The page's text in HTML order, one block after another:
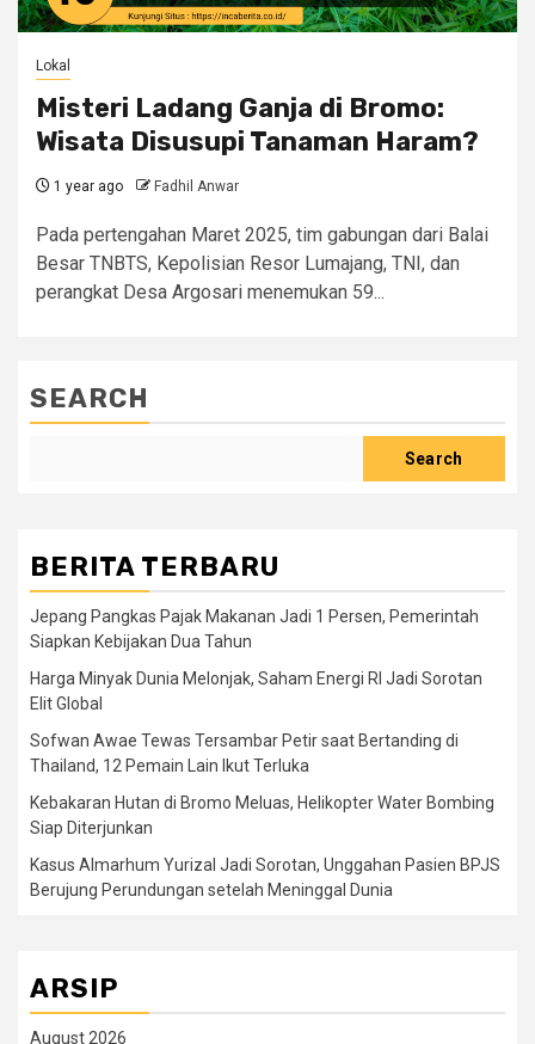
Lokal
Misteri Ladang Ganja di Bromo:
Wisata Disusupi Tanaman Haram?
1 year ago Fadhil Anwar
Pada pertengahan Maret 2025, tim gabungan dari Balai
Besar TNBTS, Kepolisian Resor Lumajang, TNI, dan
perangkat Desa Argosari menemukan 59...
SEARCH
Search
BERITA TERBARU
Jepang Pangkas Pajak Makanan Jadi 1 Persen, Pemerintah
Siapkan Kebijakan Dua Tahun
Harga Minyak Dunia Melonjak, Saham Energi RI Jadi Sorotan
Elit Global
Sofwan Awae Tewas Tersambar Petir saat Bertanding di
Thailand, 12 Pemain Lain Ikut Terluka
Kebakaran Hutan di Bromo Meluas, Helikopter Water Bombing
Siap Diterjunkan
Kasus Almarhum Yurizal Jadi Sorotan, Unggahan Pasien BPJS
Berujung Perundungan setelah Meninggal Dunia
ARSIP
August 2026